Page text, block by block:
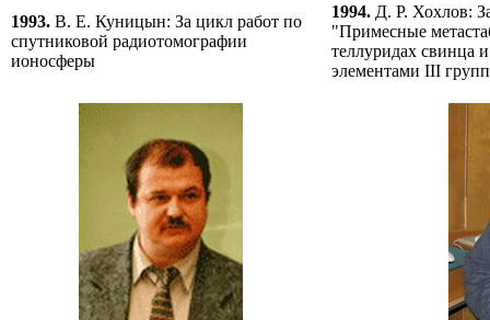
1993. В. Е. Куницын: За цикл работ по
спутниковой радиотомографии
ионосферы
1994. Д. Р. Хохлов:
"Примесные
теллуридах свинца
элементами III